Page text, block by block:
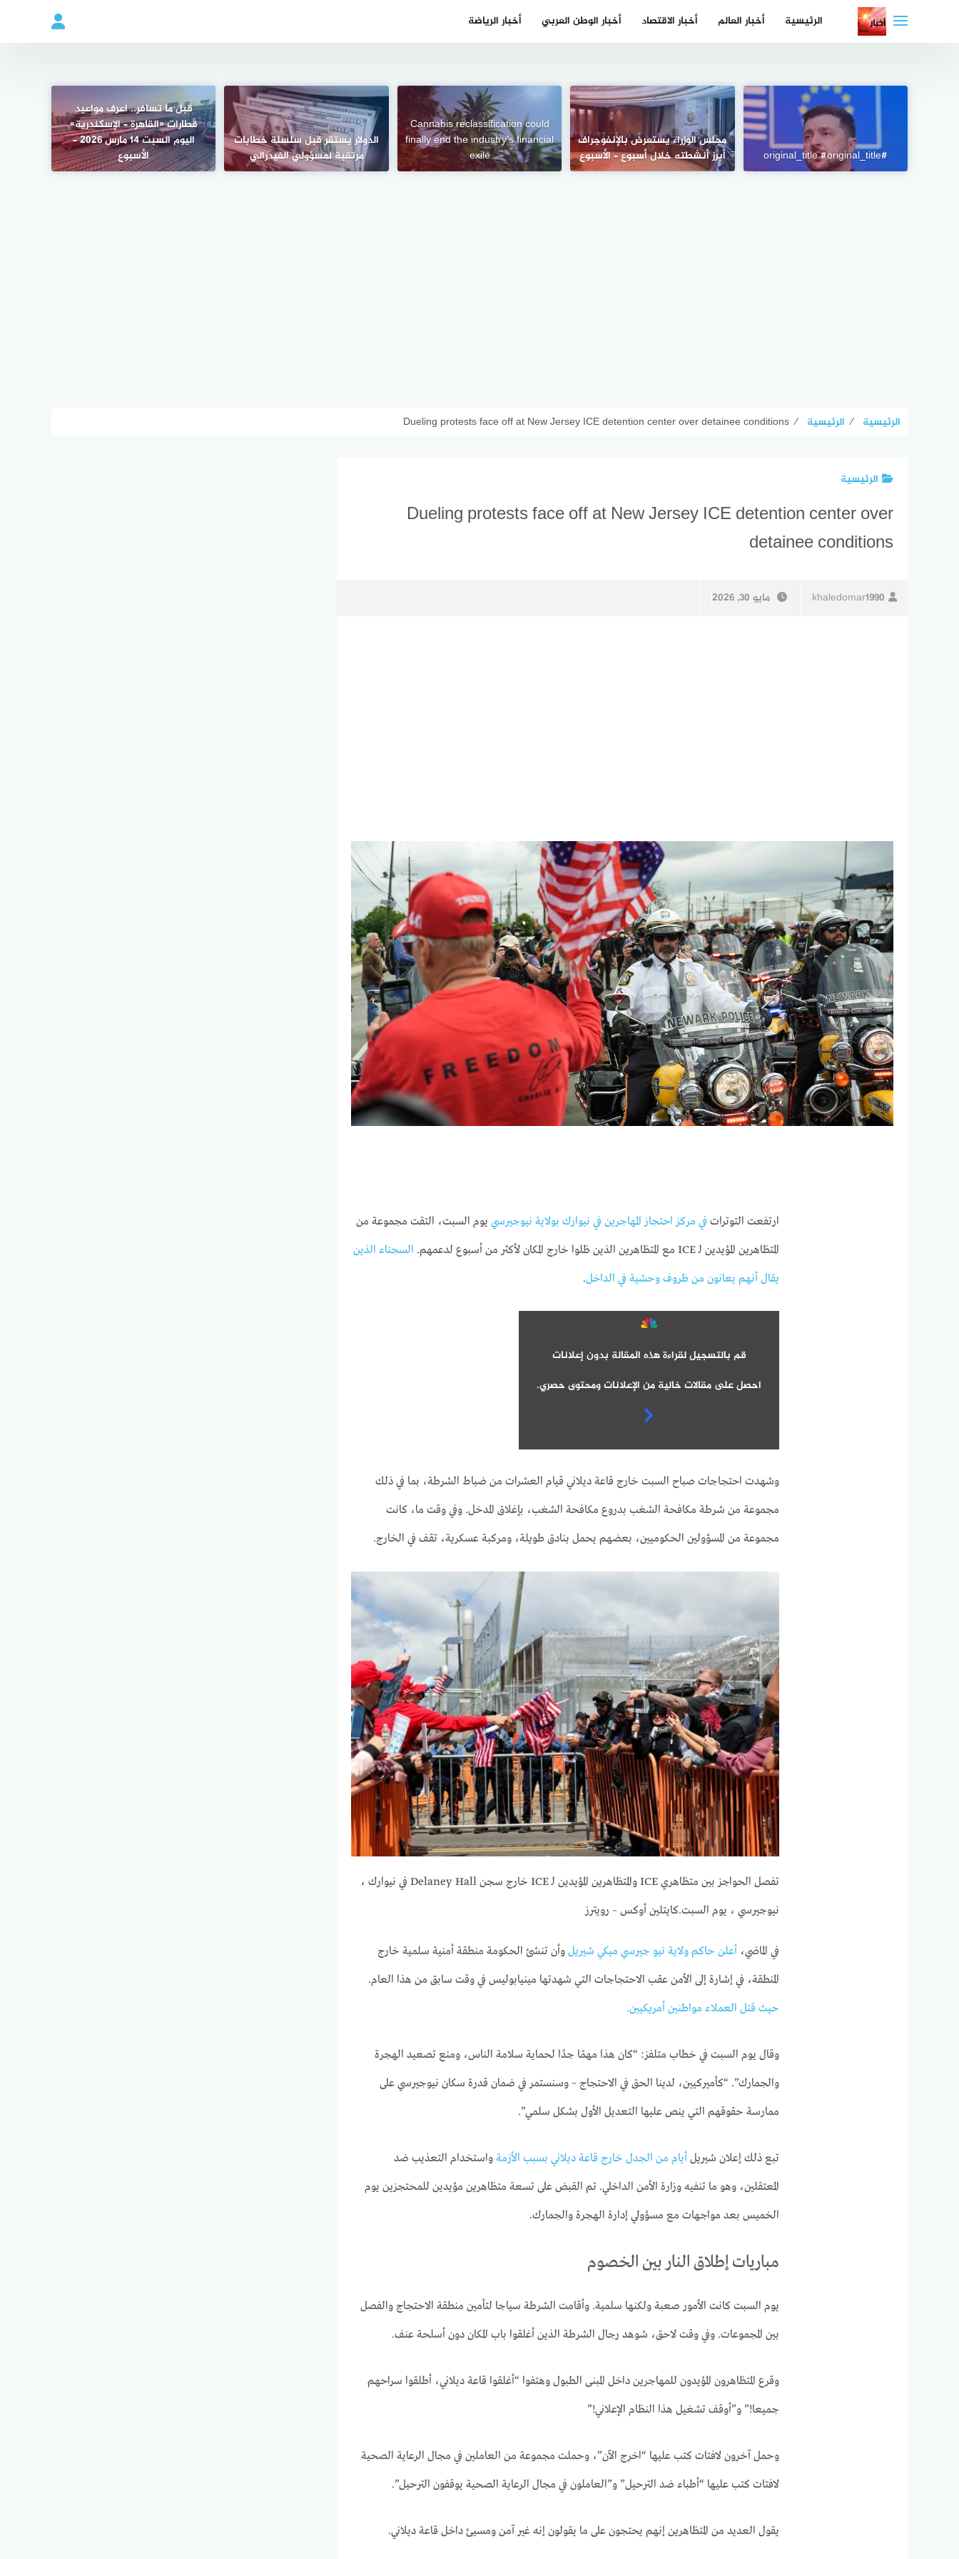
الرئيسية أخبار العالم أخبار الاقتصاد أخبار الوطن العربي أخبار الرياضة
#original_title #original_title
مجلس الوزراء يستعرض بالإنفوجراف
أبرز أنشطته خلال أسبوع – الأسبوع
Cannabis reclassification could
finally end the industry’s financial
exile
الدولار يستقر قبل سلسلة خطابات
مرتقبة لمسؤولي الفيدرالي
قبل ما تسافر.. اعرف مواعيد
قطارات «القاهرة – الإسكندرية»
اليوم السبت 14 مارس 2026 –
الأسبوع
الرئيسية ⁄ الرئيسية ⁄
Dueling protests face off at New Jersey ICE detention center over detainee conditions
الرئيسية
Dueling protests face off at New Jersey ICE detention center over
detainee conditions
khaledomar1990 مايو 30, 2026
ارتفعت التوترات في مركز احتجاز المهاجرين في نيوارك بولاية نيوجيرسييوم السبت، التقت مجموعة من
المتظاهرين المؤيدين لـ ICE مع المتظاهرين الذين ظلوا خارج المكان لأكثر من أسبوع لدعمهم.
السجناء الذين
يقال أنهم يعانون من ظروف وحشية في الداخل.
قم بالتسجيل لقراءة هذه المقالة بدون إعلانات
احصل على مقالات خالية من الإعلانات ومحتوى حصري.
وشهدت احتجاجات صباح السبت خارج قاعة ديلاني قيام العشرات من ضباط الشرطة، بما في ذلك
مجموعة من شرطة مكافحة الشغب بدروع مكافحة الشغب، بإغلاق المدخل. وفي وقت ما، كانت
مجموعة من المسؤولين الحكوميين، بعضهم يحمل بنادق طويلة، ومركبة عسكرية، تقف في الخارج.
تفصل الحواجز بين متظاهري ICE والمتظاهرين المؤيدين لـ ICE خارج سجن Delaney Hall في نيوارك ،
نيوجيرسي ، يوم السبت.كايتلين أوكس – رويترز
في الماضي، أعلن حاكم ولاية نيو جيرسي ميكي شيريلوأن تنشئ الحكومة منطقة أمنية سلمية خارج
المنطقة، في إشارة إلى الأمن عقب الاحتجاجات التي شهدتها مينيابوليس في وقت سابق من هذا العام.
حيث قتل العملاء مواطنين أمريكيين.
وقال يوم السبت في خطاب متلفز: “كان هذا مهمًا جدًا لحماية سلامة الناس، ومنع تصعيد الهجرة
والجمارك”. “كأميركيين، لدينا الحق في الاحتجاج – وسنستمر في ضمان قدرة سكان نيوجيرسي على
ممارسة حقوقهم التي ينص عليها التعديل الأول بشكل سلمي”.
تبع ذلك إعلان شيريل أيام من الجدل خارج قاعة ديلاني بسبب الأزمةواستخدام التعذيب ضد
المعتقلين، وهو ما تنفيه وزارة الأمن الداخلي. تم القبض على تسعة متظاهرين مؤيدين للمحتجزين يوم
الخميس بعد مواجهات مع مسؤولي إدارة الهجرة والجمارك.
مباريات إطلاق النار بين الخصوم
يوم السبت كانت الأمور صعبة ولكنها سلمية. وأقامت الشرطة سياجا لتأمين منطقة الاحتجاج والفصل
بين المجموعات. وفي وقت لاحق، شوهد رجال الشرطة الذين أغلقوا باب المكان دون أسلحة عنف.
وقرع المتظاهرون المؤيدون للمهاجرين داخل المبنى الطبول وهتفوا “أغلقوا قاعة ديلاني، أطلقوا سراحهم
جميعا!” و”أوقف تشغيل هذا النظام الإعلاني!”
وحمل آخرون لافتات كتب عليها “اخرج الآن”، وحملت مجموعة من العاملين في مجال الرعاية الصحية
لافتات كتب عليها “أطباء ضد الترحيل” و”العاملون في مجال الرعاية الصحية يوقفون الترحيل”.
يقول العديد من المتظاهرين إنهم يحتجون على ما يقولون إنه غير آمن ومسيئ داخل قاعة ديلاني.